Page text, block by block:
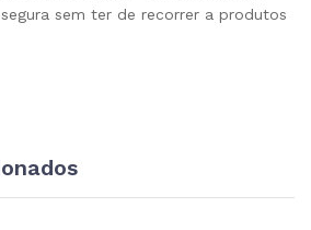
sem ter de recorrer a produtos